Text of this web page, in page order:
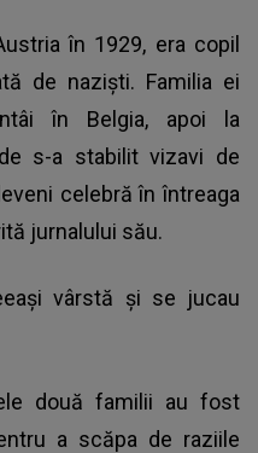
în 1929, era copil
de nazişti. Familia ei
în Belgia, apoi la
s-a stabilit vizavi de
celebră în întreaga
jurnalului său.
vârstă şi se jucau
două familii au fost
a scăpa de raziile